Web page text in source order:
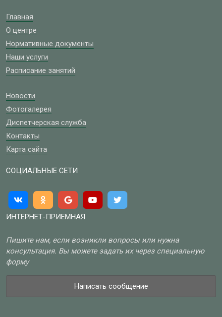
Главная
О центре
Нормативные документы
Наши услуги
Расписание занятий
Новости
Фотогалерея
Диспетчерская служба
Контакты
Карта сайта
СОЦИАЛЬНЫЕ СЕТИ
ИНТЕРНЕТ-ПРИЕМНАЯ
Пишите нам, если возникли вопросы или нужна
консультация. Вы можете задать их через специальную
форму
Написать сообщение